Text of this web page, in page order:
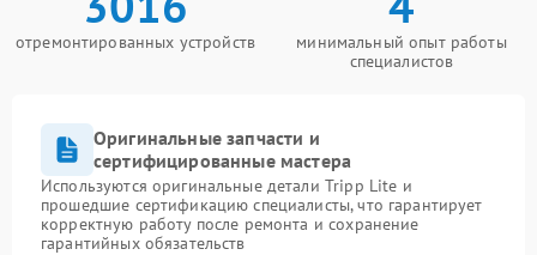
отремонтированных устройств
минимальный опыт работы
специалистов
Оригинальные запчасти и
сертифицированные мастера
Используются оригинальные детали Tripp Lite и
прошедшие сертификацию специалисты, что гарантирует
корректную работу после ремонта и сохранение
гарантийных обязательств